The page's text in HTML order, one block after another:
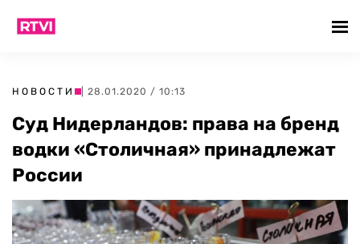
НОВОСТИ | 28.01.2020 / 10:13
Суд Нидерландов: права на бренд
водки «Столичная» принадлежат
России